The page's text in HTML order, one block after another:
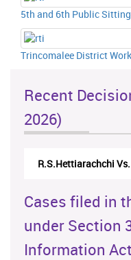
5th and 6th Public
Trincomalee District
Recent
2026)
R.S.Hettiarachchi
Cases filed in
under Section
Information